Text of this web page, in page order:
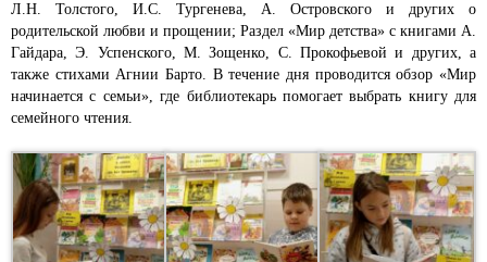
Л.Н. Толстого, И.С. Тургенева, А. Островского и других о
родительской любви и прощении; Раздел «Мир детства» с книгами А.
Гайдара, Э. Успенского, М. Зощенко, С. Прокофьевой и других, а
также стихами Агнии Барто. В течение дня проводится обзор «Мир
начинается с семьи», где библиотекарь помогает выбрать книгу для
семейного чтения.